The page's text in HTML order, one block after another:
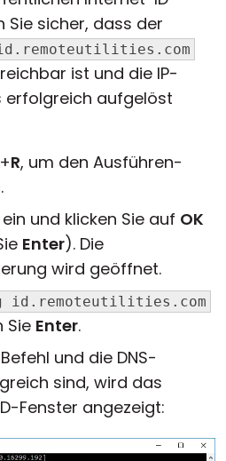
Sie sicher, dass der
ist und die IP-
erfolgreich aufgelöst
+R, um den Ausführen-
ein und klicken Sie auf OK
Enter). Die
wird geöffnet.
id.remoteutilities.com
Sie Enter.
und die DNS-
sind, wird das
Fenster angezeigt: